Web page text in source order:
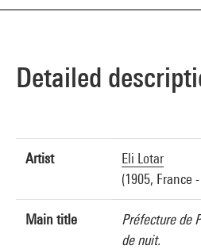
Detailed
Artist
Eli Lotar
(1905, France
Main title
Préfecture de
de nuit.